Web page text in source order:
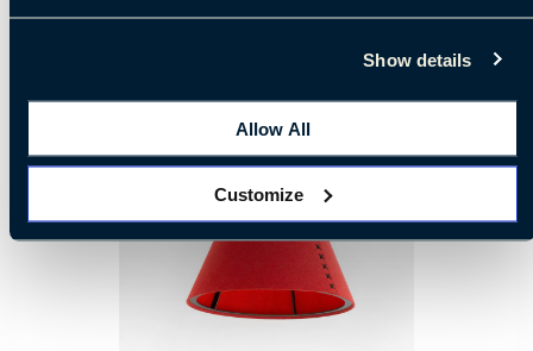
Show details
Allow All
Customize